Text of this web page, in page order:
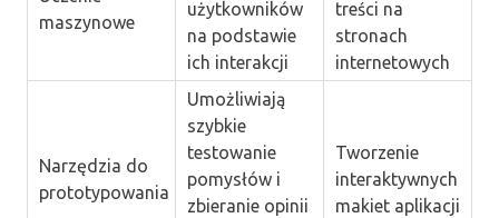
maszynowe
użytkowników
na podstawie
ich interakcji
treści na
stronach
internetowych
Narzędzia do
prototypowania
Umożliwiają
szybkie
testowanie
pomysłów i
zbieranie opinii
Tworzenie
interaktywnych
makiet aplikacji